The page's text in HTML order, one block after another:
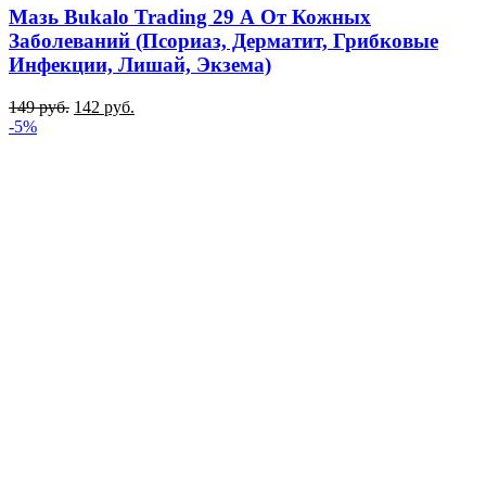
Мазь Bukalo Trading 29 А От Кожных
Заболеваний (Псориаз, Дерматит, Грибковые
Инфекции, Лишай, Экзема)
149руб. 142 руб.
-5%